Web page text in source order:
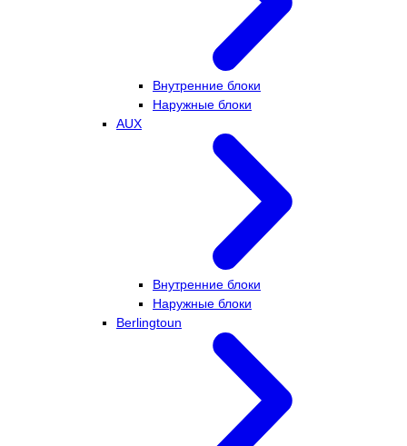
Внутренние блоки
Наружные блоки
AUX
Внутренние блоки
Наружные блоки
Berlingtoun